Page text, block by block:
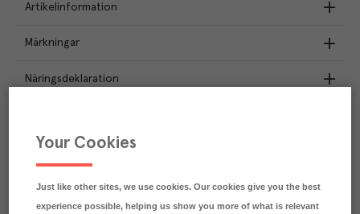
Artikelinformation
Märkningar
Näringsdeklaration
CO₂e/kg
utsläppen av 0.8 kg koldioxid.
Läs mer om hur vi beräknar klimatavtryck
Your Cookies
Just like other sites, we use cookies. Our cookies give you the best
experience possible, helping us show you more of what is relevant